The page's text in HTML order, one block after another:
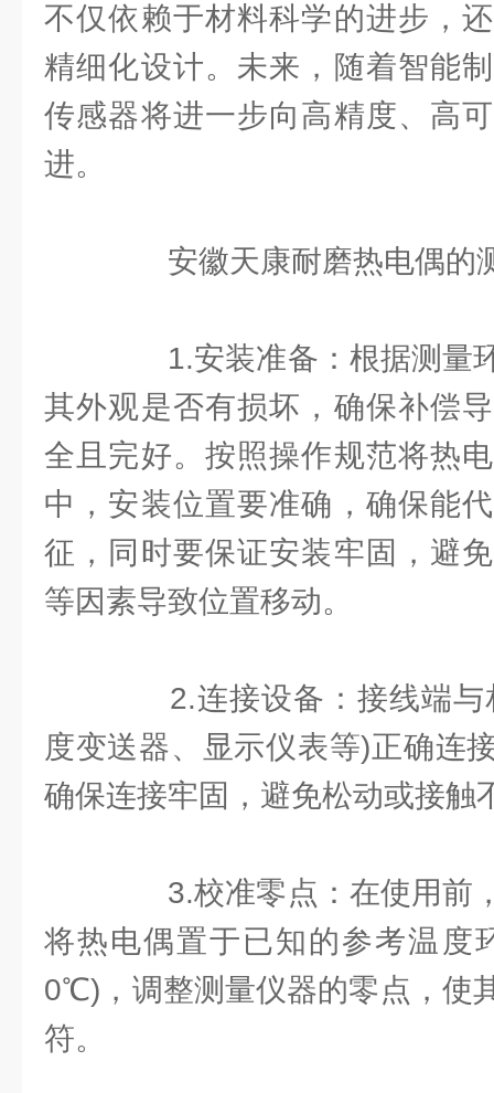
不仅依赖于材料科学的进步，
精细化设计。未来，随着智能
传感器将进一步向高精度、高
进。
安徽天康耐磨热电偶的
1.安装准备：根据测量
其外观是否有损坏，确保补偿
全且完好。按照操作规范将热
中，安装位置要准确，确保能
征，同时要保证安装牢固，避
等因素导致位置移动。
2.连接设备：接线端与
度变送器、显示仪表等)正确连
确保连接牢固，避免松动或接触
3.校准零点：在使用前
将热电偶置于已知的参考温度
0℃)，调整测量仪器的零点，使
符。